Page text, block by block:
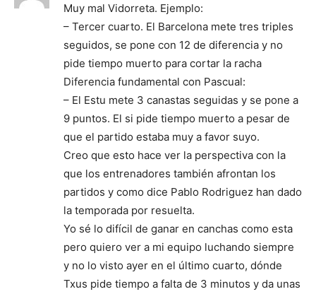
Muy mal Vidorreta. Ejemplo:
– Tercer cuarto. El Barcelona mete tres triples
seguidos, se pone con 12 de diferencia y no
pide tiempo muerto para cortar la racha
Diferencia fundamental con Pascual:
– El Estu mete 3 canastas seguidas y se pone a
9 puntos. El si pide tiempo muerto a pesar de
que el partido estaba muy a favor suyo.
Creo que esto hace ver la perspectiva con la
que los entrenadores también afrontan los
partidos y como dice Pablo Rodriguez han dado
la temporada por resuelta.
Yo sé lo difícil de ganar en canchas como esta
pero quiero ver a mi equipo luchando siempre
y no lo visto ayer en el último cuarto, dónde
Txus pide tiempo a falta de 3 minutos y da unas